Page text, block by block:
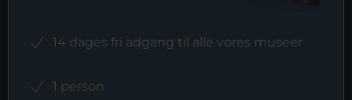
14 dages fri adgang til alle vores museer
1 person